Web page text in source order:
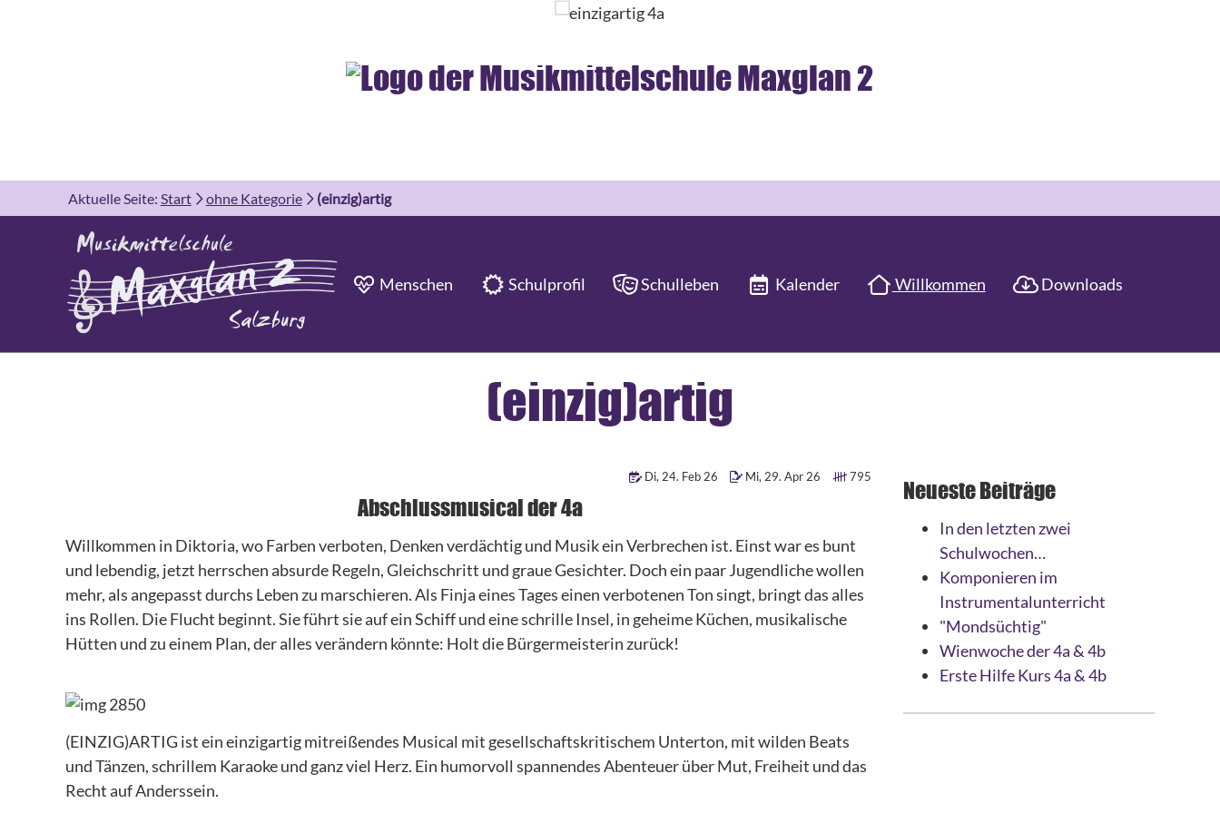
Aktuelle Seite: Start ohne Kategorie (einzig)artig
Menschen Schulprofil Schulleben Kalender Willkommen Downloads
(einzig)artig
Di, 24. Feb 26 Mi, 29. Apr 26 795
Abschlussmusical der 4a
Willkommen in Diktoria, wo Farben verboten, Denken verdächtig und Musik ein Verbrechen ist. Einst war es bunt
und lebendig, jetzt herrschen absurde Regeln, Gleichschritt und graue Gesichter. Doch ein paar Jugendliche wollen
mehr, als angepasst durchs Leben zu marschieren. Als Finja eines Tages einen verbotenen Ton singt, bringt das alles
ins Rollen. Die Flucht beginnt. Sie führt sie auf ein Schiff und eine schrille Insel, in geheime Küchen, musikalische
Hütten und zu einem Plan, der alles verändern könnte: Holt die Bürgermeisterin zurück!
(EINZIG)ARTIG ist ein einzigartig mitreißendes Musical mit gesellschaftskritischem Unterton, mit wilden Beats
und Tänzen, schrillem Karaoke und ganz viel Herz. Ein humorvoll spannendes Abenteuer über Mut, Freiheit und das
Recht auf Anderssein.
Neueste Beiträge
In den letzten zwei
Schulwochen…
Komponieren im
Instrumentalunterricht
"Mondsüchtig"
Wienwoche der 4a & 4b
Erste Hilfe Kurs 4a & 4b